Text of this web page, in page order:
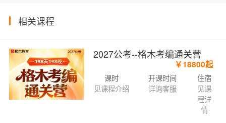
相关课程
2027公考--格木考编通关营
￥18800起
课时
见课程介绍
开课时间
详询客服
住宿
见课
程详
情